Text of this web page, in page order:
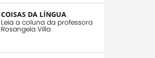
COISAS DA LÍNGUA
Leia a coluna da professora
Rosangela Villa